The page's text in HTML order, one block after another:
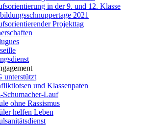
in der 9. und 12. Klasse
2021
Projekttag
unterstützt
und Klassenpaten
Schumacher-Lauf
ohne Rassismus
helfen Leben